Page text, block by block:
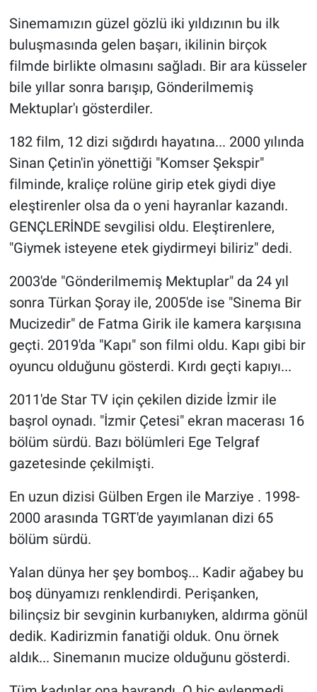
Sinemamızın güzel gözlü iki yıldızının bu ilk
buluşmasında gelen başarı, ikilinin birçok
filmde birlikte olmasını sağladı. Bir ara küsseler
bile yıllar sonra barışıp, Gönderilmemiş
Mektuplar'ı gösterdiler.
182 film, 12 dizi sığdırdı hayatına... 2000 yılında
Sinan Çetin'in yönettiği "Komser Şekspir"
filminde, kraliçe rolüne girip etek giydi diye
eleştirenler olsa da o yeni hayranlar kazandı.
GENÇLERİNDE sevgilisi oldu. Eleştirenlere,
"Giymek isteyene etek giydirmeyi biliriz" dedi.
2003'de "Gönderilmemiş Mektuplar" da 24 yıl
sonra Türkan Şoray ile, 2005'de ise "Sinema Bir
Mucizedir" de Fatma Girik ile kamera karşısına
geçti. 2019'da "Kapı" son filmi oldu. Kapı gibi bir
oyuncu olduğunu gösterdi. Kırdı geçti kapıyı...
2011'de Star TV için çekilen dizide İzmir ile
başrol oynadı. "İzmir Çetesi" ekran macerası 16
bölüm sürdü. Bazı bölümleri Ege Telgraf
gazetesinde çekilmişti.
En uzun dizisi Gülben Ergen ile Marziye . 1998-
2000 arasında TGRT'de yayımlanan dizi 65
bölüm sürdü.
Yalan dünya her şey bomboş... Kadir ağabey bu
boş dünyamızı renklendirdi. Perişanken,
bilinçsiz bir sevginin kurbanıyken, aldırma gönül
dedik. Kadirizmin fanatiği olduk. Onu örnek
aldık... Sinemanın mucize olduğunu gösterdi.